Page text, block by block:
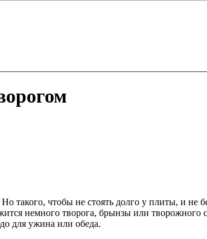
такого, чтобы не стоять долго у плиты, и
немного творога, брынзы или творожного
для ужина или обеда.